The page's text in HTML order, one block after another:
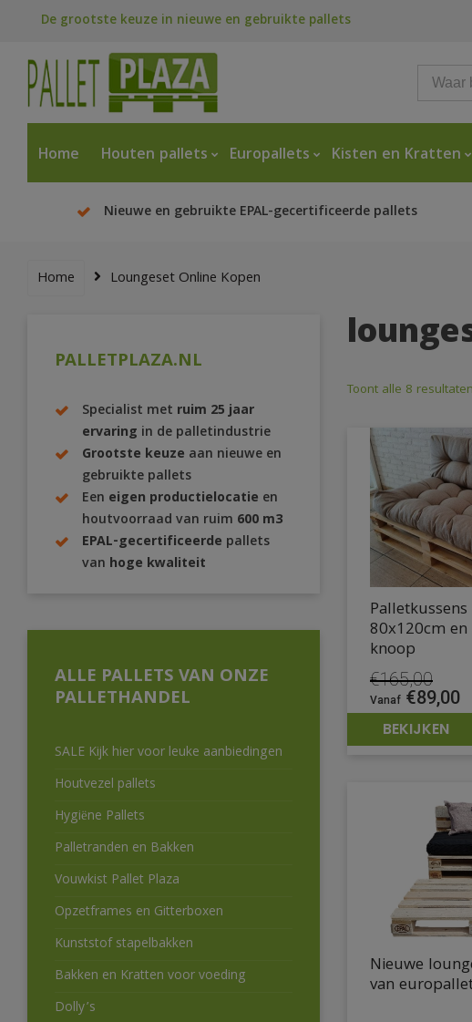
De grootste keuze in nieuwe en gebruikte pallets
Home Houten pallets Europallets Kisten en Kratten
Nieuwe en gebruikte EPAL-gecertificeerde pallets
Home Loungeset Online Kopen
PALLETPLAZA.NL
Specialist met ruim 25 jaar
ervaring in de palletindustrie
Grootste keuze aan nieuwe en
gebruikte pallets
Een eigen productielocatie en
houtvoorraad van ruim 600 m3
EPAL-gecertificeerde pallets
van hoge kwaliteit
ALLE PALLETS VAN ONZE
PALLETHANDEL
SALE Kijk hier voor leuke aanbiedingen
Houtvezel pallets
Hygiëne Pallets
Palletranden en Bakken
Vouwkist Pallet Plaza
Opzetframes en Gitterboxen
Kunststof stapelbakken
Bakken en Kratten voor voeding
Dolly’s
Toont alle 8 resultaten
80x120cm
knoop
€165,00
prijs
was:
€165,00.
€89,00
BEKIJKEN
Nieuwe
van